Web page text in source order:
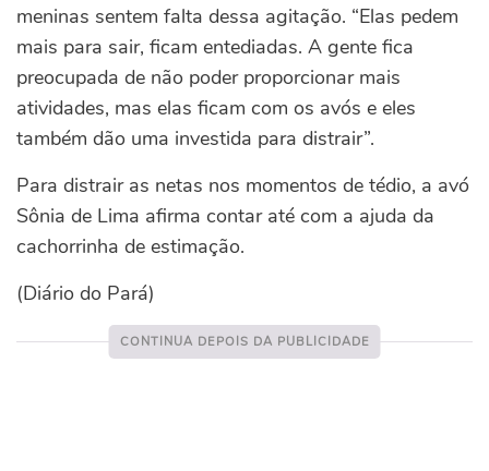
meninas sentem falta dessa agitação. “Elas pedem
mais para sair, ficam entediadas. A gente fica
preocupada de não poder proporcionar mais
atividades, mas elas ficam com os avós e eles
também dão uma investida para distrair”.
Para distrair as netas nos momentos de tédio, a avó
Sônia de Lima afirma contar até com a ajuda da
cachorrinha de estimação.
(Diário do Pará)